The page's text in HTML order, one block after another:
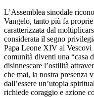
L’Assemblea sinodale
Vangelo, tanto più fa
caratterizzata dal
considerata il segno
Papa Leone XIV ai Vescovi
comunità diventi una “casa
disinnescare l’ostilità
che mai, la nostra presenza
dall’essere un’utopia
richiede coraggio e azione